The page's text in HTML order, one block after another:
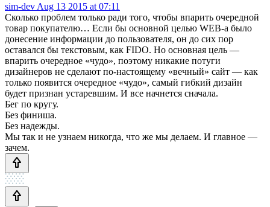
sim-dev Aug 13 2015 at 07:11
Сколько проблем только ради того, чтобы впарить очередной
товар покупателю… Если бы основной целью WEB-а было
донесение информации до пользователя, он до сих пор
оставался бы текстовым, как FIDO. Но основная цель —
впарить очередное «чудо», поэтому никакие потуги
дизайнеров не сделают по-настоящему «вечный» сайт — как
только появится очередное «чудо», самый гибкий дизайн
будет признан устаревшим. И все начнется сначала.
Бег по кругу.
Без финиша.
Без надежды.
Мы так и не узнаем никогда, что же мы делаем. И главное —
зачем.